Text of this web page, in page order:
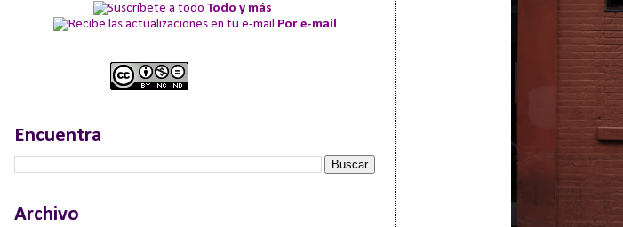
Todo y más
Por e-mail
Encuentra
Archivo